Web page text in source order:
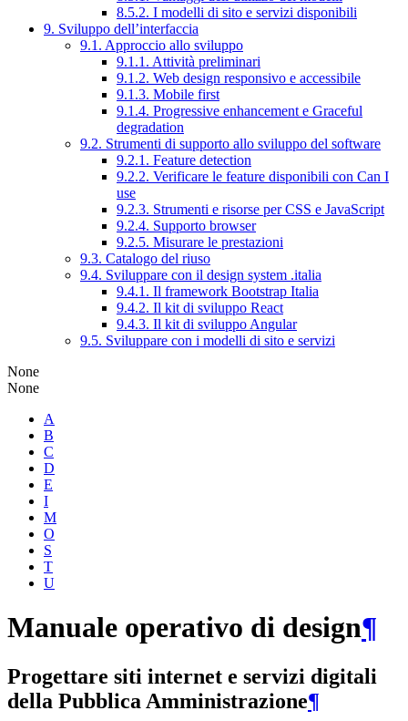
8.5.2. I modelli di sito e servizi disponibili
9. Sviluppo dell’interfaccia
9.1. Approccio allo sviluppo
9.1.1. Attività preliminari
9.1.2. Web design responsivo e accessibile
9.1.3. Mobile first
9.1.4. Progressive enhancement e Graceful
degradation
9.2. Strumenti di supporto allo sviluppo del software
9.2.1. Feature detection
9.2.2. Verificare le feature disponibili con Can I
use
9.2.3. Strumenti e risorse per CSS e JavaScript
9.2.4. Supporto browser
9.2.5. Misurare le prestazioni
9.3. Catalogo del riuso
9.4. Sviluppare con il design system .italia
9.4.1. Il framework Bootstrap Italia
9.4.2. Il kit di sviluppo React
9.4.3. Il kit di sviluppo Angular
9.5. Sviluppare con i modelli di sito e servizi
None
None
A
B
C
D
E
I
M
O
S
T
U
Manuale operativo di design¶
Progettare siti internet e servizi digitali
della Pubblica Amministrazione¶